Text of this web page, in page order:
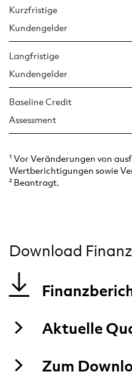
Kurzfristige
Kundengelder
Langfristige
Kundengelder
Baseline Credit
Assessment
¹ Vor Veränderungen von
Wertberichtigungen sowie
² Beantragt.
Download
Aktuelle
Zum